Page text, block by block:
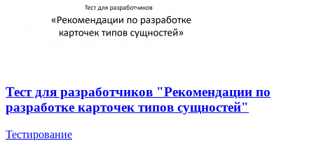
Тест для разработчиков "Рекомендации по
разработке карточек типов сущностей"
Тестирование